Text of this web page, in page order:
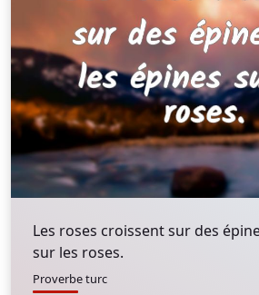
Les roses croissent sur des
sur les roses.
Proverbe turc